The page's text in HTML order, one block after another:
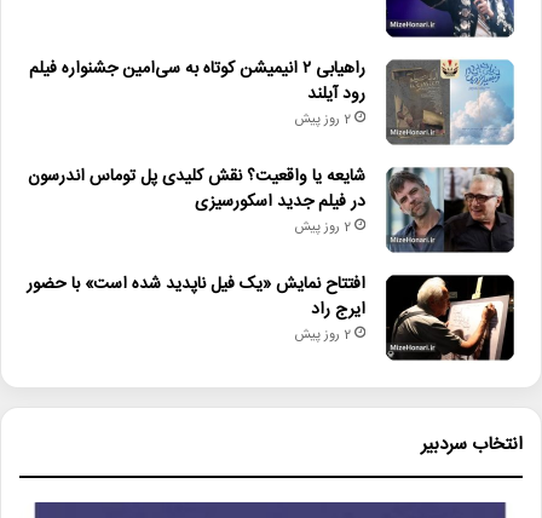
راهیابی ۲ انیمیشن کوتاه به سی‌امین جشنواره فیلم
رود آیلند
2 روز پیش
شایعه یا واقعیت؟ نقش کلیدی پل توماس اندرسون
در فیلم جدید اسکورسیزی
2 روز پیش
افتتاح نمایش «یک فیل ناپدید شده است» با حضور
ایرج راد
2 روز پیش
انتخاب سردبیر